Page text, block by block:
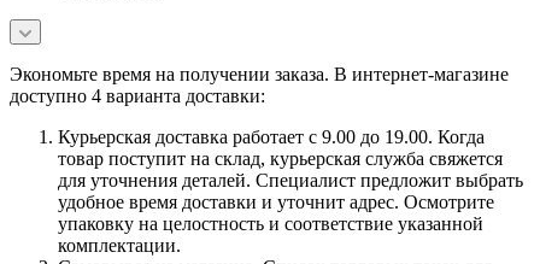
Экономьте время на получении заказа. В интернет-магазине
доступно 4 варианта доставки:
Курьерская доставка работает с 9.00 до 19.00. Когда
товар поступит на склад, курьерская служба свяжется
для уточнения деталей. Специалист предложит выбрать
удобное время доставки и уточнит адрес. Осмотрите
упаковку на целостность и соответствие указанной
комплектации.